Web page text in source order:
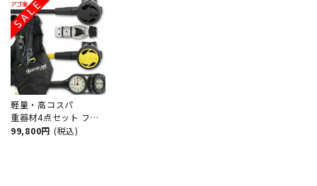
軽量・高コスパ
重器材4点セット フレ
ックスホース仕様
99,800円 (税込)